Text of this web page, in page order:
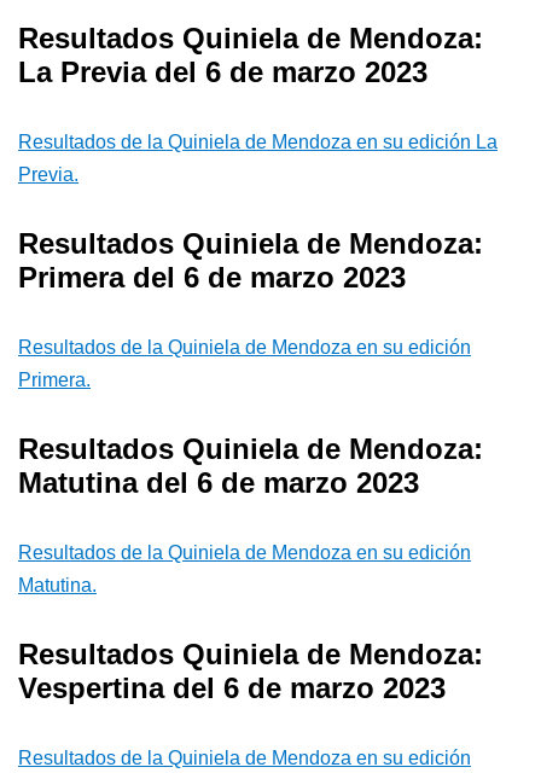
Resultados Quiniela de Mendoza:
La Previa del 6 de marzo 2023
Resultados de la Quiniela de Mendoza en su edición La
Previa.
Resultados Quiniela de Mendoza:
Primera del 6 de marzo 2023
Resultados de la Quiniela de Mendoza en su edición
Primera.
Resultados Quiniela de Mendoza:
Matutina del 6 de marzo 2023
Resultados de la Quiniela de Mendoza en su edición
Matutina.
Resultados Quiniela de Mendoza:
Vespertina del 6 de marzo 2023
Resultados de la Quiniela de Mendoza en su edición